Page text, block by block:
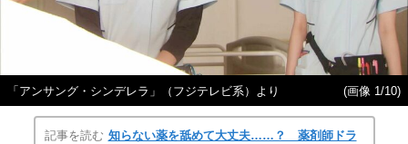
「アンサング・シンデレラ」（フジテレビ系）より (画像 1/10)
記事を読む 知らない薬を舐めて大丈夫……？ 薬剤師ドラ